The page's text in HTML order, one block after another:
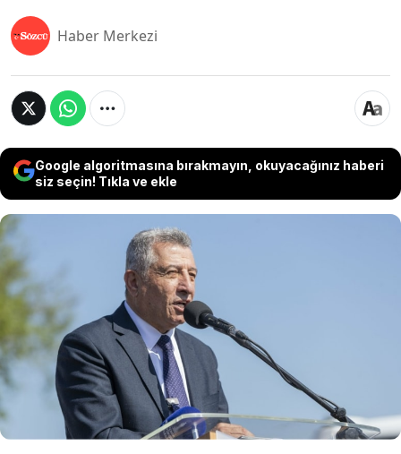
Haber Merkezi
Google algoritmasına bırakmayın, okuyacağınız haberi
siz seçin! Tıkla ve ekle
İzmir'de Güzelbahçe Belediyesi'ne yönelik
düzenlenen operasyon kapsamında
gözaltına alınan Güzelbahçe Belediye
Başkanı Mustafa Günay tutuklandı.